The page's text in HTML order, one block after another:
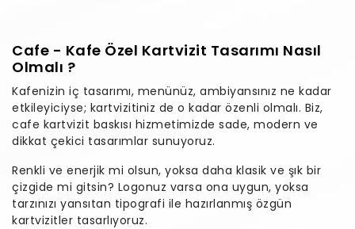
Cafe - Kafe Özel Kartvizit Tasarımı Nasıl
Olmalı ?
Kafenizin iç tasarımı, menünüz, ambiyansınız ne kadar
etkileyiciyse; kartvizitiniz de o kadar özenli olmalı. Biz,
cafe kartvizit baskısı hizmetimizde sade, modern ve
dikkat çekici tasarımlar sunuyoruz.
Renkli ve enerjik mi olsun, yoksa daha klasik ve şık bir
çizgide mi gitsin? Logonuz varsa ona uygun, yoksa
tarzınızı yansıtan tipografi ile hazırlanmış özgün
kartvizitler tasarlıyoruz.